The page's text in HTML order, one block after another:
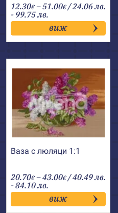
12.30€ –51.00€Price
range:
12.30€
through
51.00€
/ 24.06 лв.
- 99.75 лв.
виж
Ваза с люляци 1:1
20.70€ –43.00€Price
range:
20.70€
through
43.00€
/ 40.49 лв.
- 84.10 лв.
виж